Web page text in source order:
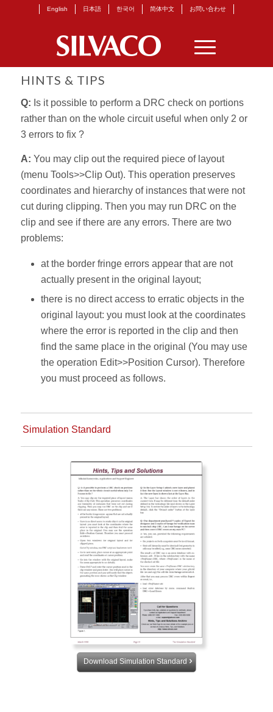
English 日本語 한국어 简体中文 お問い合わせ
HINTS & TIPS
Q: Is it possible to perform a DRC check on portions
rather than on the whole circuit useful when only 2 or
3 errors to fix ?
A: You may clip out the required piece of layout
(menu Tools>>Clip Out). This operation preserves
coordinates and hierarchy of instances that were not
cut during clipping. Then you may run DRC on the
clip and see if there are any errors. There are two
problems:
at the border fringe errors appear that are not
actually present in the original layout;
there is no direct access to erratic objects in the
original layout: you must look at the coordinates
where the error is reported in the clip and then
find the same place in the original (You may use
the operation Edit>>Position Cursor). Therefore
you must proceed as follows.
Simulation Standard
Download Simulation Standard